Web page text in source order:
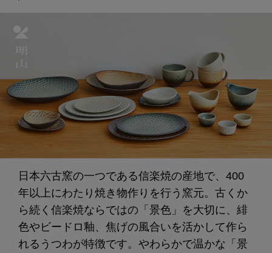
日本六古窯の一つである信楽焼の産地で、400
年以上にわたり焼き物作りを行う窯元。古くか
ら続く信楽焼ならではの「景色」を大切に、緋
色やビードロ釉、焦げの風合いを活かして作ら
れるうつわが特徴です。やわらかで温かな「景